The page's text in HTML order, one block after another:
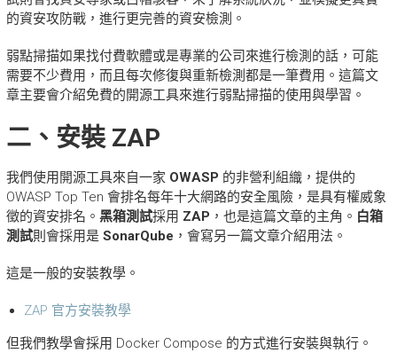
的資安攻防戰，進行更完善的資安檢測。
弱點掃描如果找付費軟體或是專業的公司來進行檢測的話，可能
需要不少費用，而且每次修復與重新檢測都是一筆費用。這篇文
章主要會介紹免費的開源工具來進行弱點掃描的使用與學習。
二、安裝 ZAP
我們使用開源工具來自一家 OWASP 的非營利組織，提供的
OWASP Top Ten 會排名每年十大網路的安全風險，是具有權威象
徵的資安排名。 黑箱測試採用 ZAP ，也是這篇文章的主角。 白箱
測試則會採用是 SonarQube ，會寫另一篇文章介紹用法。
這是一般的安裝教學。
ZAP 官方安裝教學
但我們教學會採用 Docker Compose 的方式進行安裝與執行。